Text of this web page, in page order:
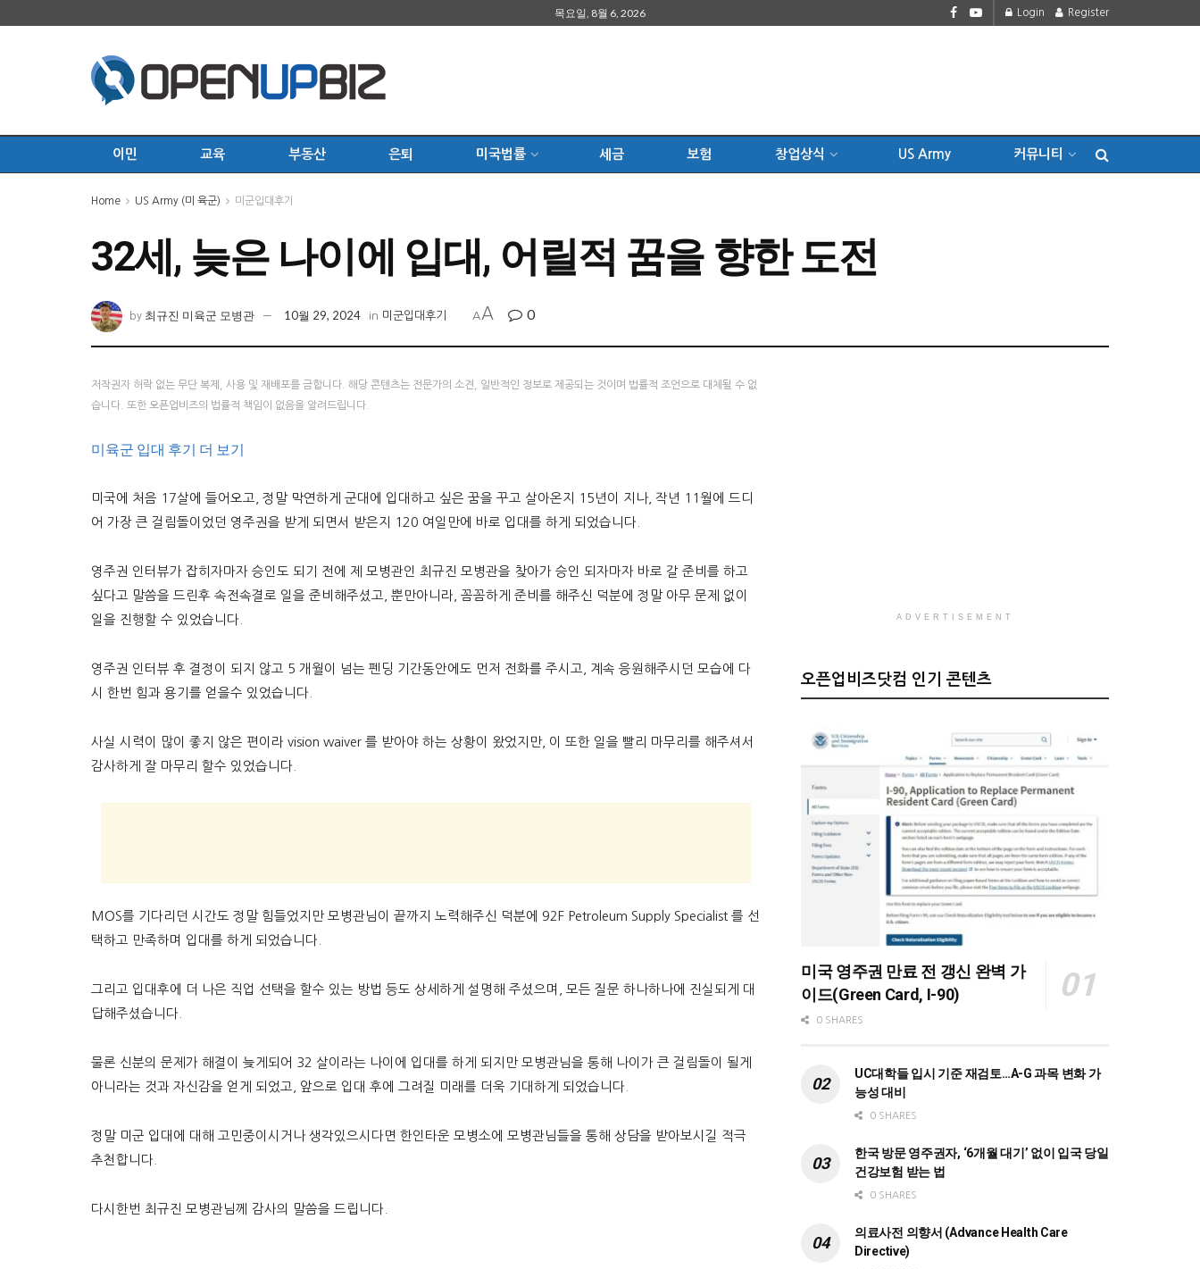
목요일, 8월 6, 2026 Login Register
이민 교육 부동산 은퇴 미국법률 세금 보험 창업상식 US Army 커뮤니티
Home US Army (미 육군) 미군입대후기
32세, 늦은 나이에 입대, 어릴적 꿈을 향한 도전
by 최규진 미육군 모병관 10월 29, 2024 in 미군입대후기 AA 0
저작권자 허락 없는 무단 복제, 사용 및 재배포를 금합니다. 해당 콘텐츠는 전문가의 소견, 일반적인 정보로 제공되는 것이며 법률적 조언으로 대체될 수 없
습니다. 또한 오픈업비즈의 법률적 책임이 없음을 알려드립니다.
미육군 입대 후기 더 보기
미국에 처음 17살에 들어오고, 정말 막연하게 군대에 입대하고 싶은 꿈을 꾸고 살아온지 15년이 지나, 작년 11월에 드디
어 가장 큰 걸림돌이었던 영주권을 받게 되면서 받은지 120 여일만에 바로 입대를 하게 되었습니다.
영주권 인터뷰가 잡히자마자 승인도 되기 전에 제 모병관인 최규진 모병관을 찾아가 승인 되자마자 바로 갈 준비를 하고
싶다고 말씀을 드린후 속전속결로 일을 준비해주셨고, 뿐만아니라, 꼼꼼하게 준비를 해주신 덕분에 정말 아무 문제 없이
일을 진행할 수 있었습니다.
영주권 인터뷰 후 결정이 되지 않고 5 개월이 넘는 펜딩 기간동안에도 먼저 전화를 주시고, 계속 응원해주시던 모습에 다
시 한번 힘과 용기를 얻을수 있었습니다.
사실 시력이 많이 좋지 않은 편이라 vision waiver 를 받아야 하는 상황이 왔었지만, 이 또한 일을 빨리 마무리를 해주셔서
감사하게 잘 마무리 할수 있었습니다.
MOS를 기다리던 시간도 정말 힘들었지만 모병관님이 끝까지 노력해주신 덕분에 92F Petroleum Supply Specialist 를 선
택하고 만족하며 입대를 하게 되었습니다.
그리고 입대후에 더 나은 직업 선택을 할수 있는 방법 등도 상세하게 설명해 주셨으며, 모든 질문 하나하나에 진실되게 대
답해주셨습니다.
물론 신분의 문제가 해결이 늦게되어 32 살이라는 나이에 입대를 하게 되지만 모병관님을 통해 나이가 큰 걸림돌이 될게
아니라는 것과 자신감을 얻게 되었고, 앞으로 입대 후에 그려질 미래를 더욱 기대하게 되었습니다.
정말 미군 입대에 대해 고민중이시거나 생각있으시다면 한인타운 모병소에 모병관님들을 통해 상담을 받아보시길 적극
추천합니다.
다시한번 최규진 모병관님께 감사의 말씀을 드립니다.
ADVERTISEMENT
오픈업비즈닷컴 인기 콘텐츠
미국 영주권 만료 전 갱신 완벽 가
이드(Green Card, I-90)
0 SHARES
UC대학들 입시 기준 재검토…A-G 과목 변화 가
능성 대비
0 SHARES
한국 방문 영주권자, ‘6개월 대기’ 없이 입국 당일
건강보험 받는 법
0 SHARES
의료사전 의향서 (Advance Health Care
Directive)